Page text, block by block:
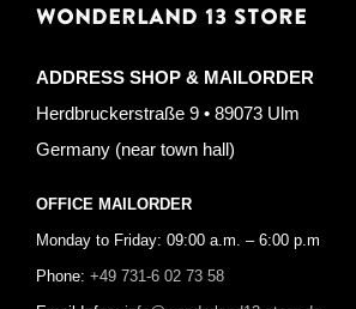
WONDERLAND 13 STORE
ADDRESS SHOP & MAILORDER
Herdbruckerstraße 9 • 89073 Ulm
Germany (near town hall)
OFFICE MAILORDER
Monday to Friday: 09:00 a.m. – 6:00 p.m
Phone: +49 731-6 02 73 58